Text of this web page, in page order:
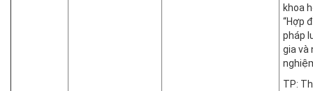
khoa
“Hợp
pháp
gia và
TP: